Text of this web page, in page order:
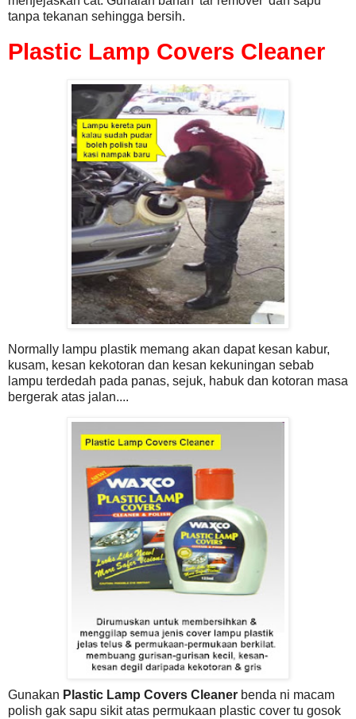
tanpa tekanan sehingga bersih.
Plastic Lamp Covers Cleaner
Normally lampu plastik memang akan dapat kesan kabur,
kusam, kesan kekotoran dan kesan kekuningan sebab
lampu terdedah pada panas, sejuk, habuk dan kotoran masa
bergerak atas jalan....
Gunakan Plastic Lamp Covers Cleaner benda ni macam
polish gak sapu sikit atas permukaan plastic cover tu gosok